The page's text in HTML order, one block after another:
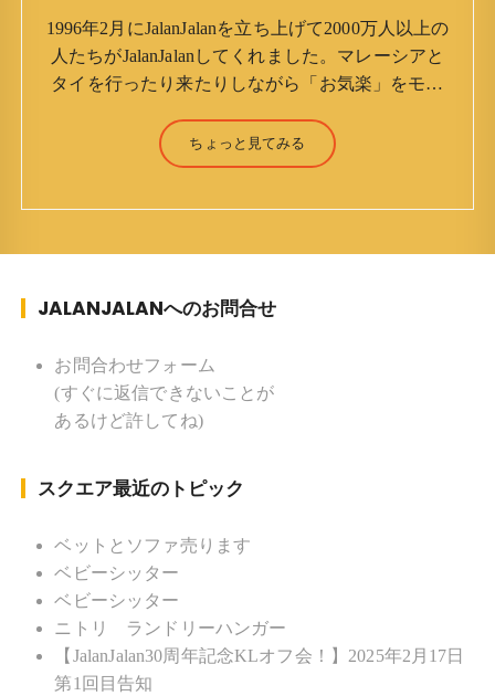
1996年2月にJalanJalanを立ち上げて2000万人以上の
人たちがJalanJalanしてくれました。マレーシアと
タイを行ったり来たりしながら「お気楽」をモッ
（Jun Yamamori） 生年月日 ：1959年7月4日(61
才) 生まれ ：香港(3才まで) 育
ク ソフトボール
督 BKKソフトボール「おぼんこ
ぼん 」監督 マレーシア歴：1991年から31年目 タ
イ歴 ：2001年から21年目
ちょっと見てみる
JALANJALANへのお問合せ
お問合わせフォーム
(すぐに返信できないことが
あるけど許してね)
スクエア最近のトピック
ベットとソファ売ります
ベビーシッター
ベビーシッター
ニトリ ランドリーハンガー
【JalanJalan30周年記念KLオフ会！】2025年2月17日
第1回目告知